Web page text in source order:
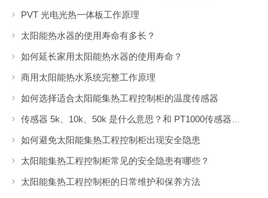
PVT 光电光热一体板工作原理
太阳能热水器的使用寿命有多长？
如何延长家用太阳能热水器的使用寿命？
商用太阳能热水系统完整工作原理
如何选择适合太阳能集热工程控制柜的温度传感器
如何避免太阳能集热工程控制柜出现安全隐患
太阳能集热工程控制柜常见的安全隐患有哪些？
太阳能集热工程控制柜的日常维护和保养方法